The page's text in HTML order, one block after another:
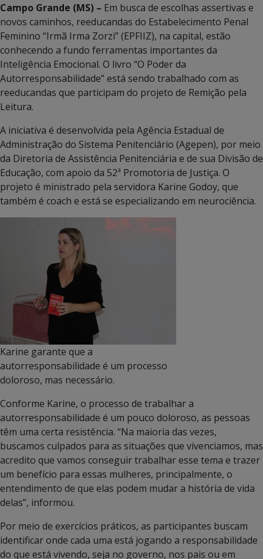
Campo Grande (MS) – Em busca de escolhas assertivas e
novos caminhos, reeducandas do Estabelecimento Penal
Feminino “Irmã Irma Zorzi” (EPFIIZ), na capital, estão
conhecendo a fundo ferramentas importantes da
Inteligência Emocional. O livro “O Poder da
Autorresponsabilidade” está sendo trabalhado com as
reeducandas que participam do projeto de Remição pela
Leitura.
A iniciativa é desenvolvida pela Agência Estadual de
Administração do Sistema Penitenciário (Agepen), por meio
da Diretoria de Assistência Penitenciária e de sua Divisão de
Educação, com apoio da 52ª Promotoria de Justiça. O
projeto é ministrado pela servidora Karine Godoy, que
também é coach e está se especializando em neurociência.
Karine garante que a
autorresponsabilidade é um processo
doloroso, mas necessário.
Conforme Karine, o processo de trabalhar a
autorresponsabilidade é um pouco doloroso, as pessoas
têm uma certa resistência. “Na maioria das vezes,
buscamos culpados para as situações que vivenciamos, mas
acredito que vamos conseguir trabalhar esse tema e trazer
um benefício para essas mulheres, principalmente, o
entendimento de que elas podem mudar a história de vida
delas”, informou.
Por meio de exercícios práticos, as participantes buscam
identificar onde cada uma está jogando a responsabilidade
do que está vivendo, seja no governo, nos pais ou em